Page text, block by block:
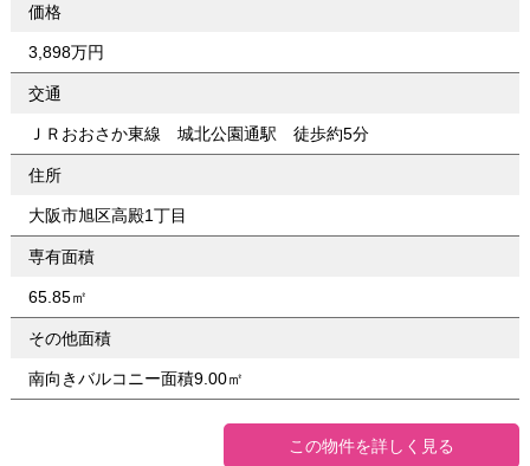
価格
3,898万円
交通
ＪＲおおさか東線 城北公園通駅 徒歩約5分
住所
大阪市旭区高殿1丁目
専有面積
65.85㎡
その他面積
南向きバルコニー面積9.00㎡
この物件を詳しく見る